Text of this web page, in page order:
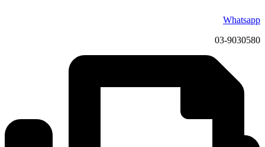
Whatsapp
03-9030580